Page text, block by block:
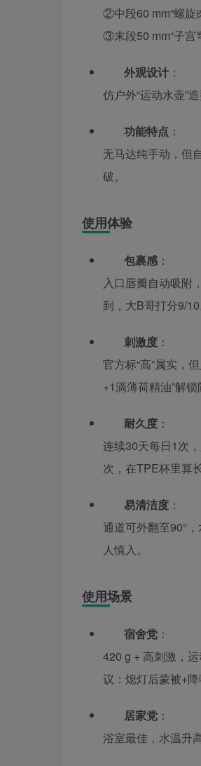
②中段60 mm“螺旋
③末段50 mm“子宫
外观设计 ：
仿户外“运动水壶”
功能特点 ：
无马达纯手动，但
破。
使用体验
包裹感 ：
入口唇瓣自动吸附
到，大B哥打分9/10
刺激度 ：
官方标“高”属实，
+1滴薄荷精油”解
耐久度 ：
连续30天每日1次
次，在TPE杯里算
易清洁度 ：
通道可外翻至90°
人慎入。
使用场景
宿舍党 ：
420 g + 高刺激，
议：熄灯后蒙被+
居家党 ：
浴室最佳，水温升